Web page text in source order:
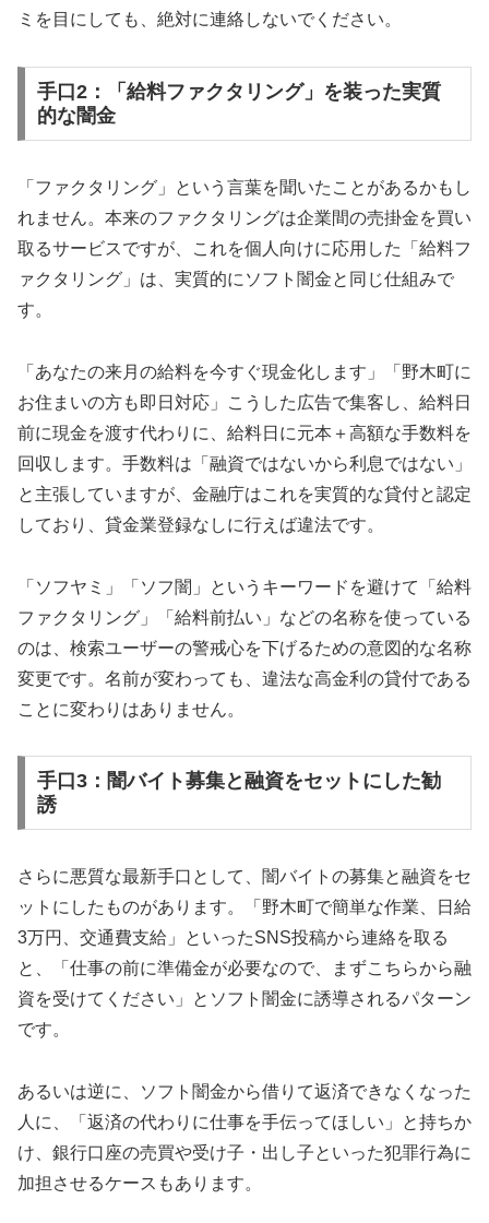
ミを目にしても、絶対に連絡しないでください。
手口2：「給料ファクタリング」を装った実質
的な闇金
「ファクタリング」という言葉を聞いたことがあるかもし
れません。本来のファクタリングは企業間の売掛金を買い
取るサービスですが、これを個人向けに応用した「給料フ
ァクタリング」は、実質的にソフト闇金と同じ仕組みで
す。
「あなたの来月の給料を今すぐ現金化します」「野木町に
お住まいの方も即日対応」こうした広告で集客し、給料日
前に現金を渡す代わりに、給料日に元本＋高額な手数料を
回収します。手数料は「融資ではないから利息ではない」
と主張していますが、金融庁はこれを実質的な貸付と認定
しており、貸金業登録なしに行えば違法です。
「ソフヤミ」「ソフ闇」というキーワードを避けて「給料
ファクタリング」「給料前払い」などの名称を使っている
のは、検索ユーザーの警戒心を下げるための意図的な名称
変更です。名前が変わっても、違法な高金利の貸付である
ことに変わりはありません。
手口3：闇バイト募集と融資をセットにした勧
誘
さらに悪質な最新手口として、闇バイトの募集と融資をセ
ットにしたものがあります。「野木町で簡単な作業、日給
3万円、交通費支給」といったSNS投稿から連絡を取る
と、「仕事の前に準備金が必要なので、まずこちらから融
資を受けてください」とソフト闇金に誘導されるパターン
です。
あるいは逆に、ソフト闇金から借りて返済できなくなった
人に、「返済の代わりに仕事を手伝ってほしい」と持ちか
け、銀行口座の売買や受け子・出し子といった犯罪行為に
加担させるケースもあります。